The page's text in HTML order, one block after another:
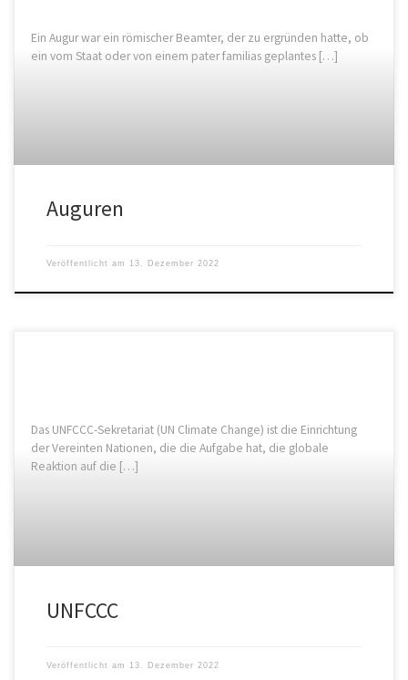
Ein Augur war ein römischer Beamter, der zu ergründen hatte, ob
ein vom Staat oder von einem pater familias geplantes […]
Auguren
Veröffentlicht am 13. Dezember 2022
Das UNFCCC-Sekretariat (UN Climate Change) ist die Einrichtung
der Vereinten Nationen, die die Aufgabe hat, die globale
Reaktion auf die […]
UNFCCC
Veröffentlicht am 13. Dezember 2022